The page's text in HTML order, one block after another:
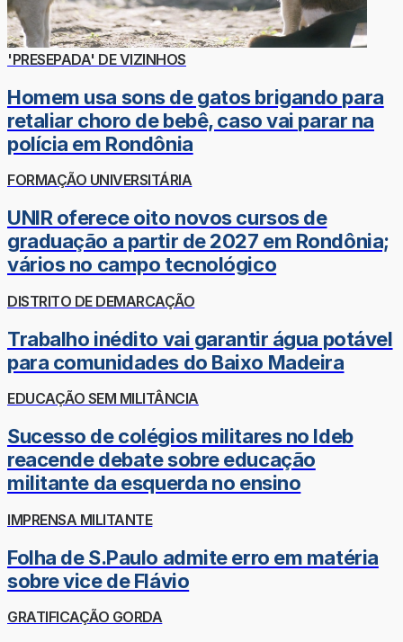
'PRESEPADA' DE VIZINHOS
Homem usa sons de gatos brigando para
retaliar choro de bebê, caso vai parar na
polícia em Rondônia
FORMAÇÃO UNIVERSITÁRIA
UNIR oferece oito novos cursos de
graduação a partir de 2027 em Rondônia;
vários no campo tecnológico
DISTRITO DE DEMARCAÇÃO
Trabalho inédito vai garantir água potável
para comunidades do Baixo Madeira
EDUCAÇÃO SEM MILITÂNCIA
Sucesso de colégios militares no Ideb
reacende debate sobre educação
militante da esquerda no ensino
IMPRENSA MILITANTE
Folha de S.Paulo admite erro em matéria
sobre vice de Flávio
GRATIFICAÇÃO GORDA